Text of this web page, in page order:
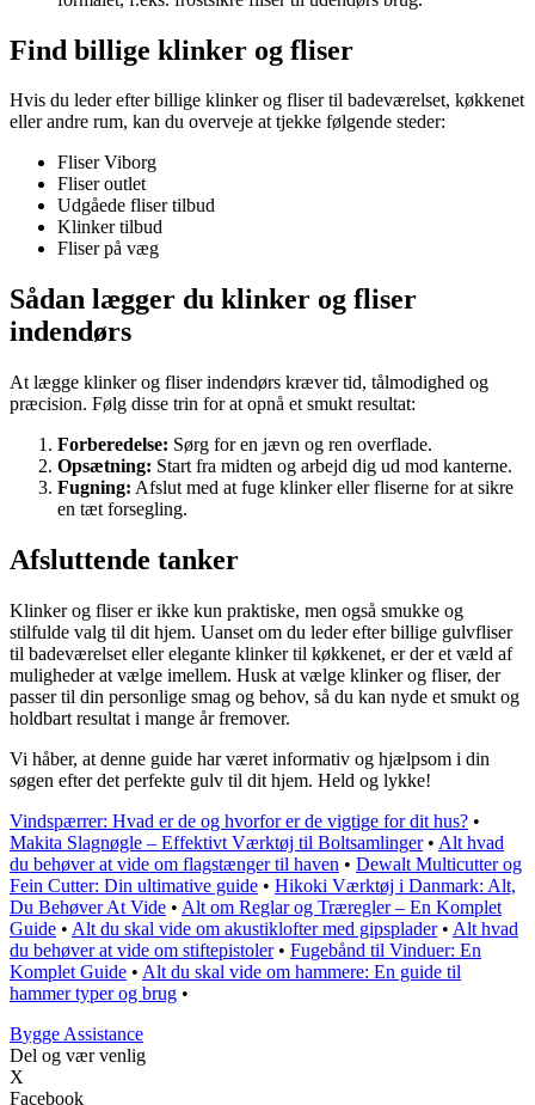
Find billige klinker og fliser
Hvis du leder efter billige klinker og fliser til badeværelset, køkkenet
eller andre rum, kan du overveje at tjekke følgende steder:
Fliser Viborg
Fliser outlet
Udgåede fliser tilbud
Klinker tilbud
Fliser på væg
Sådan lægger du klinker og fliser
indendørs
At lægge klinker og fliser indendørs kræver tid, tålmodighed og
præcision. Følg disse trin for at opnå et smukt resultat:
Forberedelse: Sørg for en jævn og ren overflade.
Opsætning: Start fra midten og arbejd dig ud mod kanterne.
Fugning: Afslut med at fuge klinker eller fliserne for at sikre
en tæt forsegling.
Afsluttende tanker
Klinker og fliser er ikke kun praktiske, men også smukke og
stilfulde valg til dit hjem. Uanset om du leder efter billige gulvfliser
til badeværelset eller elegante klinker til køkkenet, er der et væld af
muligheder at vælge imellem. Husk at vælge klinker og fliser, der
passer til din personlige smag og behov, så du kan nyde et smukt og
holdbart resultat i mange år fremover.
Vi håber, at denne guide har været informativ og hjælpsom i din
søgen efter det perfekte gulv til dit hjem. Held og lykke!
Vindspærrer: Hvad er de og hvorfor er de vigtige for dit hus? •
Makita Slagnøgle – Effektivt Værktøj til Boltsamlinger• Alt hvad
du behøver at vide om flagstænger til haven • Dewalt Multicutter og
Fein Cutter: Din ultimative guide • Hikoki Værktøj i Danmark: Alt,
Du Behøver At Vide • Alt om Reglar og Træregler – En Komplet
Guide • Alt du skal vide om akustiklofter med gipsplader• Alt hvad
du behøver at vide om stiftepistoler• Fugebånd til Vinduer: En
Komplet Guide • Alt du skal vide om hammere: En guide til
hammer typer og brug •
Bygge Assistance
Del og vær venlig
X
Facebook